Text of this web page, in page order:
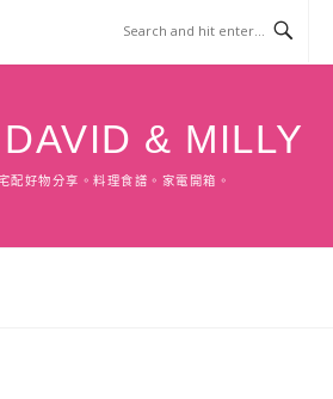
& MILLY
配好物分享。料理食譜。家電開箱。